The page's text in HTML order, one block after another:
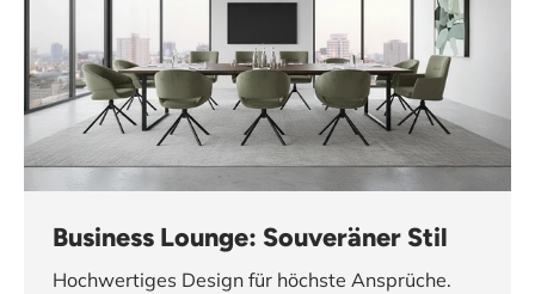
Business Lounge: Souveräner Stil
Hochwertiges Design für höchste Ansprüche.